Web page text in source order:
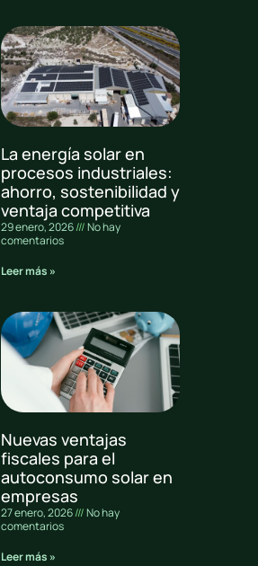
La energía solar en
procesos industriales:
ahorro, sostenibilidad y
ventaja competitiva
29 enero, 2026
No hay
comentarios
Leer más »
Nuevas ventajas
fiscales para el
autoconsumo solar en
empresas
27 enero, 2026
No hay
comentarios
Leer más »